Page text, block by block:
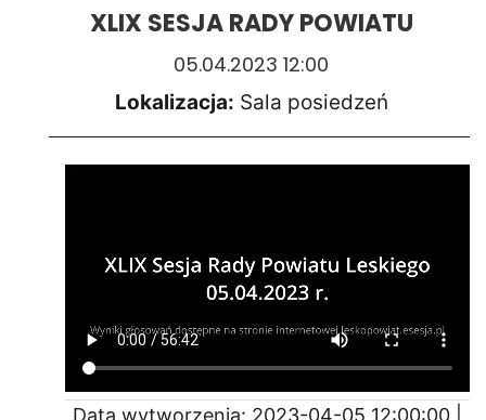
XLIX SESJA RADY POWIATU
05.04.2023 12:00
Lokalizacja: Sala posiedzeń
Data wytworzenia: 2023-04-05 12:00:00 |